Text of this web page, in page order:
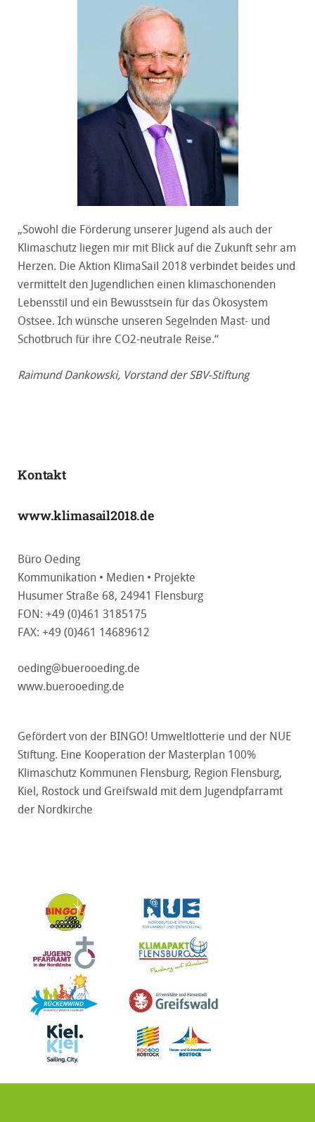
„Sowohl die Förderung unserer Jugend als auch der
Klimaschutz liegen mir mit Blick auf die Zukunft sehr am
Herzen. Die Aktion KlimaSail 2018 verbindet beides und
vermittelt den Jugendlichen einen klimaschonenden
Lebensstil und ein Bewusstsein für das Ökosystem
Ostsee. Ich wünsche unseren Segelnden Mast- und
Schotbruch für ihre CO2-neutrale Reise.“
Raimund Dankowski, Vorstand der SBV-Stiftung
Kontakt
www.klimasail2018.de
Büro Oeding
Kommunikation • Medien • Projekte
Husumer Straße 68, 24941 Flensburg
FON: +49 (0)461 3185175
FAX: +49 (0)461 14689612
oeding@buerooeding.de
www.buerooeding.de
Gefördert von der BINGO! Umweltlotterie und der NUE
Stiftung. Eine Kooperation der Masterplan 100%
Klimaschutz Kommunen Flensburg, Region Flensburg,
Kiel, Rostock und Greifswald mit dem Jugendpfarramt
der Nordkirche